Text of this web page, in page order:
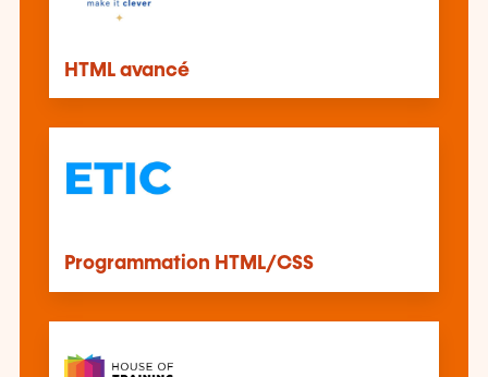
HTML avancé
Programmation HTML/CSS